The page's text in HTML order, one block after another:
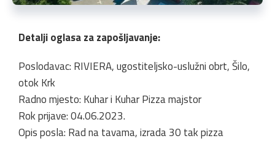
Detalji oglasa za zapošljavanje:
Poslodavac: RIVIERA, ugostiteljsko-uslužni obrt, Šilo,
otok Krk
Radno mjesto: Kuhar i Kuhar Pizza majstor
Rok prijave: 04.06.2023.
Opis posla: Rad na tavama, izrada 30 tak pizza